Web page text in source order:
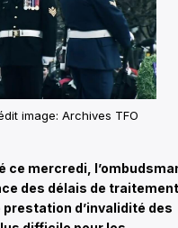
image: Archives TFO
ce mercredi,
des délais de traitement
d’invalidité des